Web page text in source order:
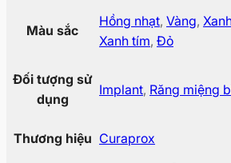
Màu sắc
Hồng nhạt, Vàng,
Xanh tím, Đỏ
Đối tượng sử
dụng
Implant, Răng miệng
Thương hiệu Curaprox